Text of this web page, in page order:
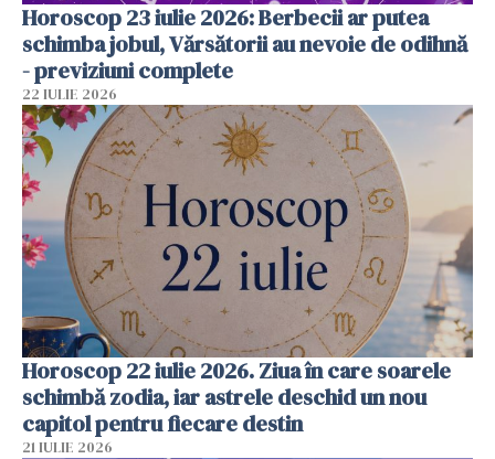
Horoscop 23 iulie 2026: Berbecii ar putea
schimba jobul, Vărsătorii au nevoie de odihnă
- previziuni complete
22 IULIE 2026
Horoscop 22 iulie 2026. Ziua în care soarele
schimbă zodia, iar astrele deschid un nou
capitol pentru fiecare destin
21 IULIE 2026